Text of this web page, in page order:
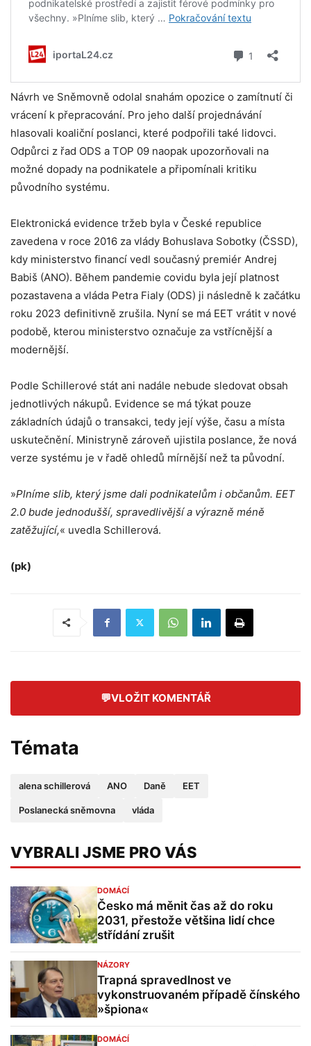
Návrh ve Sněmovně odolal snahám opozice o zamítnutí či
vrácení k přepracování. Pro jeho další projednávání
hlasovali koaliční poslanci, které podpořili také lidovci.
Odpůrci z řad ODS a TOP 09 naopak upozorňovali na
možné dopady na podnikatele a připomínali kritiku
původního systému.
Elektronická evidence tržeb byla v České republice
zavedena v roce 2016 za vlády Bohuslava Sobotky (ČSSD),
kdy ministerstvo financí vedl současný premiér Andrej
Babiš (ANO). Během pandemie covidu byla její platnost
pozastavena a vláda Petra Fialy (ODS) ji následně k začátku
roku 2023 definitivně zrušila. Nyní se má EET vrátit v nové
podobě, kterou ministerstvo označuje za vstřícnější a
modernější.
Podle Schillerové stát ani nadále nebude sledovat obsah
jednotlivých nákupů. Evidence se má týkat pouze
základních údajů o transakci, tedy její výše, času a místa
uskutečnění. Ministryně zároveň ujistila poslance, že nová
verze systému je v řadě ohledů mírnější než ta původní.
»Plníme slib, který jsme dali podnikatelům i občanům. EET
2.0 bude jednodušší, spravedlivější a výrazně méně
zatěžující,« uvedla Schillerová.
(pk)
💬VLOŽIT KOMENTÁŘ
Témata
alena schillerová ANO Daně EET
Poslanecká sněmovna vláda
VYBRALI JSME PRO VÁS
DOMÁCÍ
Česko má měnit čas až do roku
2031, přestože většina lidí chce
střídání zrušit
NÁZORY
Trapná spravedlnost ve
vykonstruovaném případě čínského
»špiona«
DOMÁCÍ